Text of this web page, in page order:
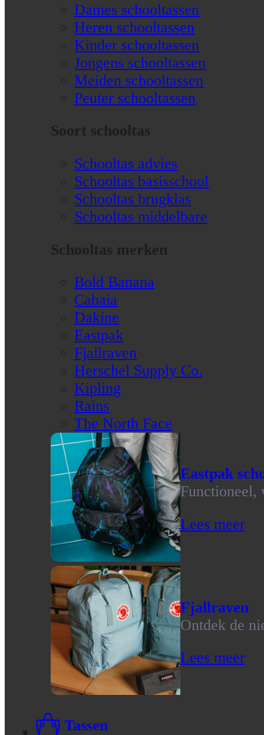
Dames schooltassen
Heren schooltassen
Kinder schooltassen
Jongens schooltassen
Meiden schooltassen
Peuter schooltassen
Soort schooltas
Schooltas advies
Schooltas basisschool
Schooltas brugklas
Schooltas middelbare
Schooltas merken
Bold Banana
Cabaia
Dakine
Eastpak
Fjallraven
Herschel Supply Co.
Kipling
Rains
The North Face
Eastpak
Functioneel,
Lees meer
Fjallraven
Ontdek de
Lees meer
Tassen